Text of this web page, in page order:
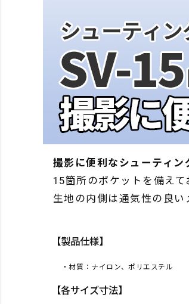
撮影に便利なシューティン
15箇所のポケットを備え
生地の内側は通気性の良
【製品仕様】
・材質：ナイロン、ポリエステル
【各サイズ寸法】